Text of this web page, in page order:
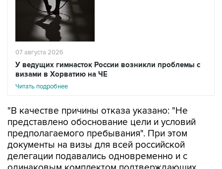
07 августа 2026
У ведущих гимнасток России возникли проблемы с
визами в Хорватию на ЧЕ
Читать подробнее
"В качестве причины отказа указано: "Не
представлено обоснование цели и условий
предполагаемого пребывания". При этом
документы на визы для всей российской
делегации подавались одновременно и с